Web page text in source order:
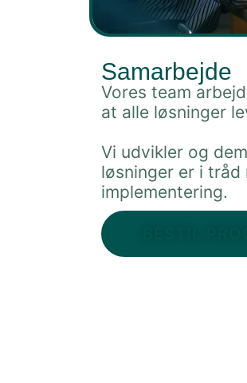
Samarbejde
Vores team
at alle løsninger
Vi udvikler og
løsninger er i
implementering.